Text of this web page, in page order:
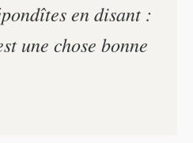
en disant :
une chose bonne